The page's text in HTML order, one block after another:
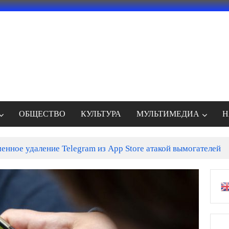
ОБЩЕСТВО КУЛЬТУРА МУЛЬТИМЕДИА
удаление Telegram из App Store атакой вымогателей